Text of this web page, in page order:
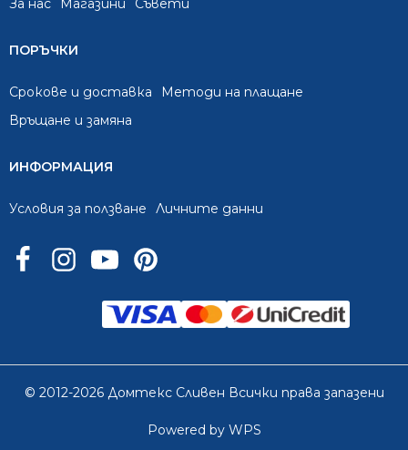
За нас Mагазини Съвети
ПОРЪЧКИ
Срокове и доставка
Методи на плащане
Връщане и замяна
ИНФОРМАЦИЯ
Условия за ползване Личните данни
© 2012-2026 Домтекс Сливен Всички права запазени
Powered by WPS